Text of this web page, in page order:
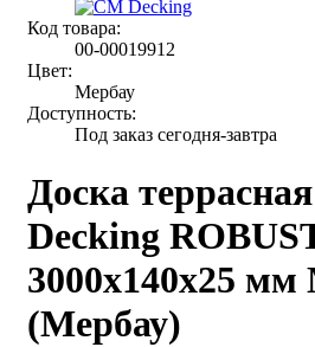
Код товара:
00-00019912
Цвет:
Мербау
Доступность:
Под заказ сегодня-завтра
Доска
Decking
3000х140х25
(Мербау)